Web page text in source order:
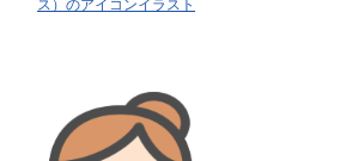
ス）のアイコンイラスト